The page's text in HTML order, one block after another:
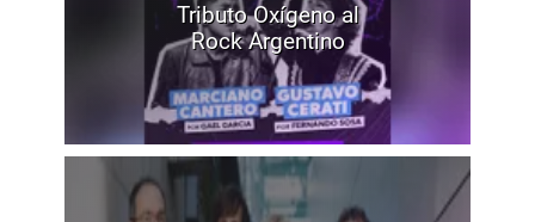
Tributo Oxígeno al
Rock Argentino